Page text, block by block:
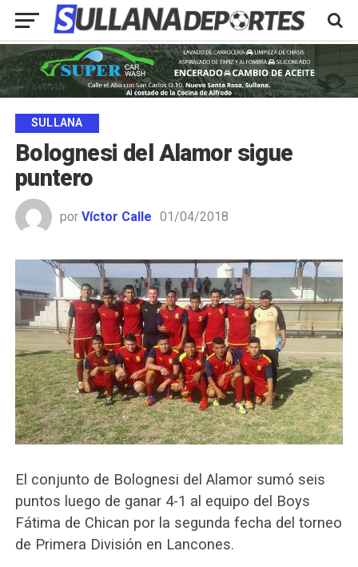
SULLANA
Bolognesi del Alamor sigue
puntero
por Víctor Calle 01/04/2018
El conjunto de Bolognesi del Alamor sumó seis
puntos luego de ganar 4-1 al equipo del Boys
Fátima de Chican por la segunda fecha del torneo
de Primera División en Lancones.